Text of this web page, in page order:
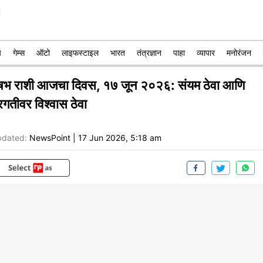
गेम्स ऑटो लाइफस्टाइल भारत तंत्रज्ञान पाहा व्यापार मनोरंजन
राशी आजचा दिवस, १७ जून २०२६: संयम ठेवा आणि
विश्वास ठेवा
NewsPoint 17 Jun 2026, 5:18 am